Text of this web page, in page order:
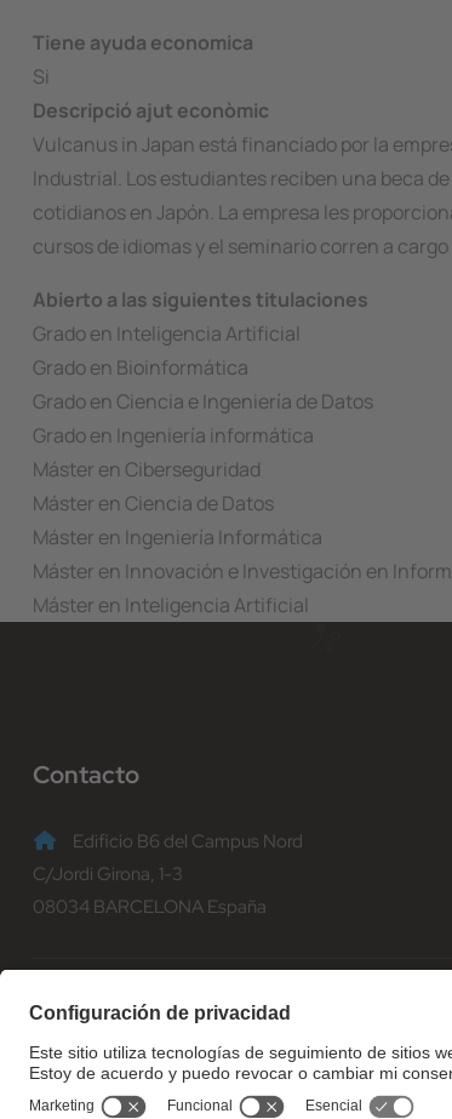
Tiene ayuda economica
Si
Descripció ajut econòmic
Vulcanus in Japan está financiado por la
Industrial. Los estudiantes reciben una beca
cotidianos en Japón. La empresa les
cursos de idiomas y el seminario corren a
Abierto a las siguientes titulaciones
Grado en Inteligencia Artificial
Grado en Bioinformática
Grado en Ciencia e Ingeniería de Datos
Grado en Ingeniería informática
Máster en Ciberseguridad
Máster en Ciencia de Datos
Máster en Ingeniería Informática
Máster en Innovación e Investigación en
Máster en Inteligencia Artificial
Contacto
Edificio B6 del Campus Nord
C/Jordi Girona, 1-3
08034 BARCELONA España
informacio@fib.upc.edu